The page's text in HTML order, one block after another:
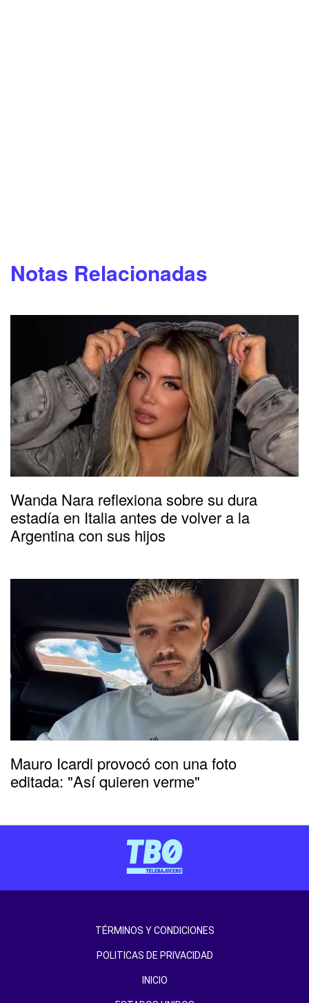
Notas Relacionadas
Wanda Nara reflexiona sobre su dura
estadía en Italia antes de volver a la
Argentina con sus hijos
Mauro Icardi provocó con una foto
editada: "Así quieren verme"
TÉRMINOS Y CONDICIONES
POLITICAS DE PRIVACIDAD
INICIO